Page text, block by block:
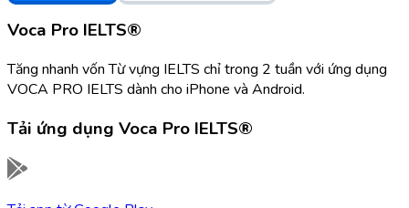
Voca Pro IELTS®
Tăng nhanh vốn Từ vựng IELTS chỉ trong 2 tuần với ứng dụng
VOCA PRO IELTS dành cho iPhone và Android.
Tải ứng dụng Voca Pro IELTS®